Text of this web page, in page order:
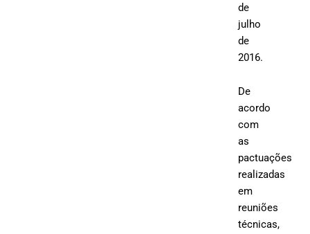
de
julho
de
2016.
De
acordo
com
as
pactuações
realizadas
em
reuniões
técnicas,